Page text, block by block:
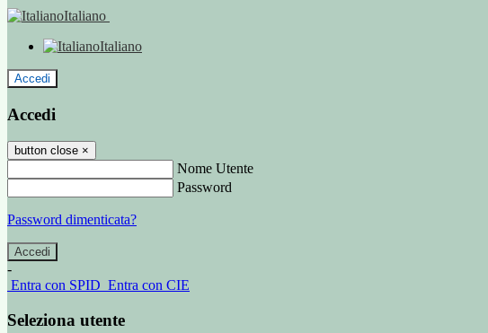
Italiano
Italiano
Accedi
Accedi
button close ×
Nome Utente
Password
Password dimenticata?
-
Entra con SPID Entra con CIE
Seleziona utente